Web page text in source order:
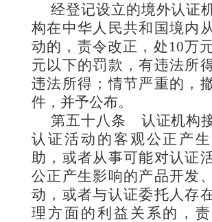
经登记设立的境外认证
构在中华人民共和国境内
动的，责令改正，处10万
元以下的罚款，有违法所
违法所得；情节严重的，
件，并予公布。
第五十八条 认证机构
认证活动的客观公正产
助，或者从事可能对认证
公正产生影响的产品开发
动，或者与认证委托人存
理方面的利益关系的，